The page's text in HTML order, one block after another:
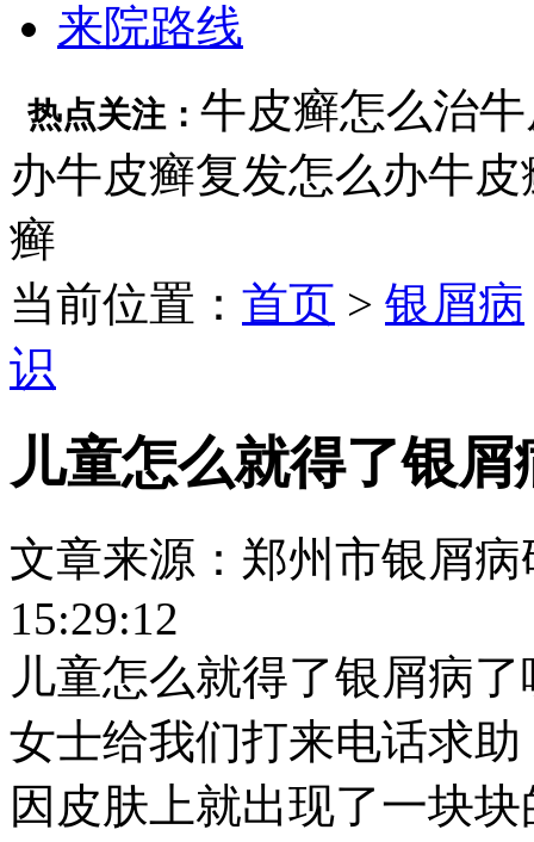
来院路线
热点关注： 牛皮癣怎么治
办牛皮癣复发怎么办牛皮
癣
当前位置： 首页 > 银屑病
识
儿童怎么就得了银屑
文章来源：郑州市银屑
15:29:12
儿童怎么就得了银屑病
女士给我们打来电话求
因皮肤上就出现了一块